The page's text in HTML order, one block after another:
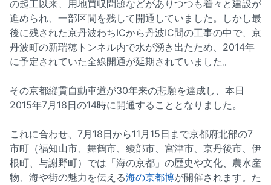
の起工以来、用地買収問題などがありつつも着々と建設が
進められ、一部区間を残して開通していました。しかし最
後に残された京丹波わちICから丹波IC間の工事の中で、京
丹波町の新瑞穂トンネル内で水が湧き出たため、2014年
に予定されていた全線開通が延期されていました。
その京都縦貫自動車道が30年来の悲願を達成し、本日
2015年7月18日の14時に開通することとなりました。
これに合わせ、7月18日から11月15日まで京都府北部の7
市町（福知山市、舞鶴市、綾部市、宮津市、京丹後市、伊
根町、与謝野町）では「海の京都」の歴史や文化、農水産
物、海や街の魅力を伝える海の京都博が開催されます。た